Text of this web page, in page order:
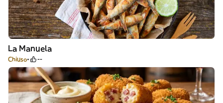
La Manuela
Chiuso --